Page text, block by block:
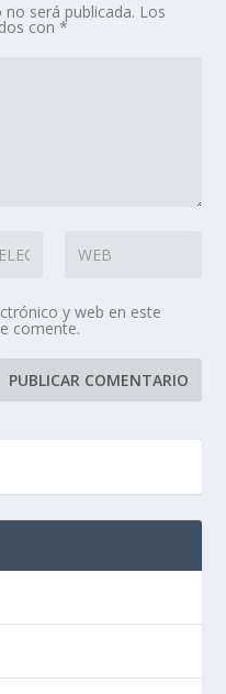
será publicada. Los
con*
y web en este
comente.